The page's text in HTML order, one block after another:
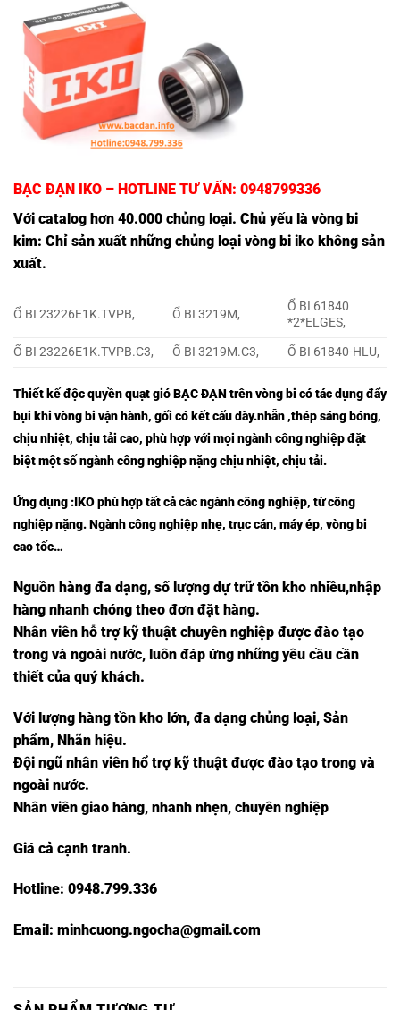
BẠC ĐẠN IKO – HOTLINE TƯ VẤN: 0948799336
Với catalog hơn 40.000 chủng loại. Chủ yếu là vòng bi
kim: Chỉ sản xuất những chủng loại vòng bi iko không sản
xuất.
Ổ BI 23226E1K.TVPB, Ổ BI 3219M,
Ổ BI 61840
*2*ELGES,
Ổ BI 23226E1K.TVPB.C3,
Ổ BI 3219M.C3, Ổ BI 61840-HLU,
Thiết kế độc quyền quạt gióBẠC ĐẠN trên vòng bi có tác dụng đẩy
bụi khi vòng bi vận hành, gối có kết cấu dày.nhẵn ,thép sáng bóng,
chịu nhiệt, chịu tải cao, phù hợp với mọi ngành công nghiệp đặt
biệt một số ngành công nghiệp nặng chịu nhiệt, chịu tải.
Ứng dụng :IKOphù hợp tất cả các ngành công nghiệp, từ công
nghiệp nặng. Ngành công nghiệp nhẹ, trục cán, máy ép, vòng bi
cao tốc…
Nguồn hàng đa dạng, số lượng dự trữ tồn kho nhiều,nhập
hàng nhanh chóng theo đơn đặt hàng.
Nhân viên hỗ trợ kỹ thuật chuyên nghiệp được đào tạo
trong và ngoài nước, luôn đáp ứng những yêu cầu cần
thiết của quý khách.
Với lượng hàng tồn kho lớn, đa dạng chủng loại, Sản
phẩm, Nhãn hiệu.
Đội ngũ nhân viên hổ trợ kỹ thuật được đào tạo trong và
ngoài nước.
Nhân viên giao hàng, nhanh nhẹn, chuyên nghiệp
Giá cả cạnh tranh.
Hotline: 0948.799.336
Email: minhcuong.ngocha@gmail.com